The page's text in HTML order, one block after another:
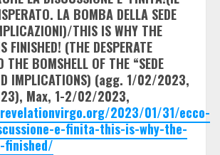
LA BOMBA DELLA SEDE
THIS IS WHY THE
FINISHED! (THE DESPERATE
THE BOMSHELL OF THE “SEDE
IMPLICATIONS) (agg. 1/02/2023,
Max, 1-2/02/2023,
2023/01/31/ecco-
e-finita-this-is-why-the-
finished/